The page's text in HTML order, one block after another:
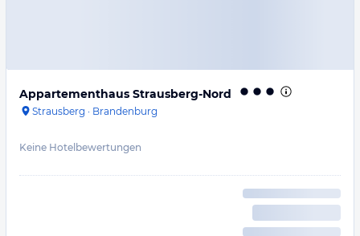
Appartementhaus Strausberg-Nord
Strausberg · Brandenburg
Keine Hotelbewertungen